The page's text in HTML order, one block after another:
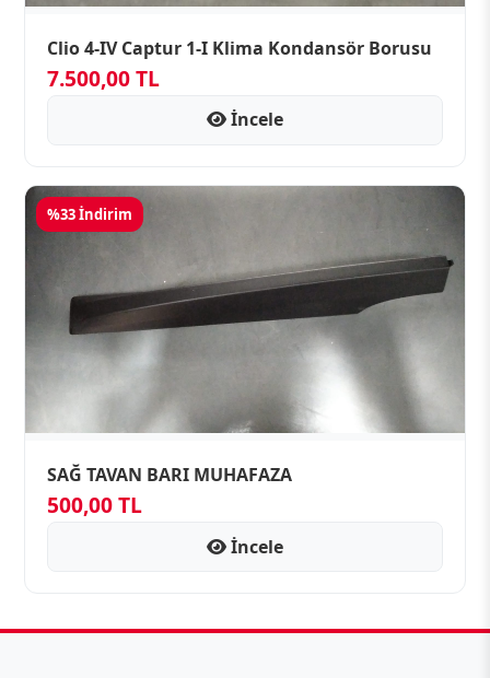
Clio 4-IV Captur 1-I Klima Kondansör Borusu
7.500,00 TL
İncele
%33 İndirim
SAĞ TAVAN BARI MUHAFAZA
500,00 TL
İncele